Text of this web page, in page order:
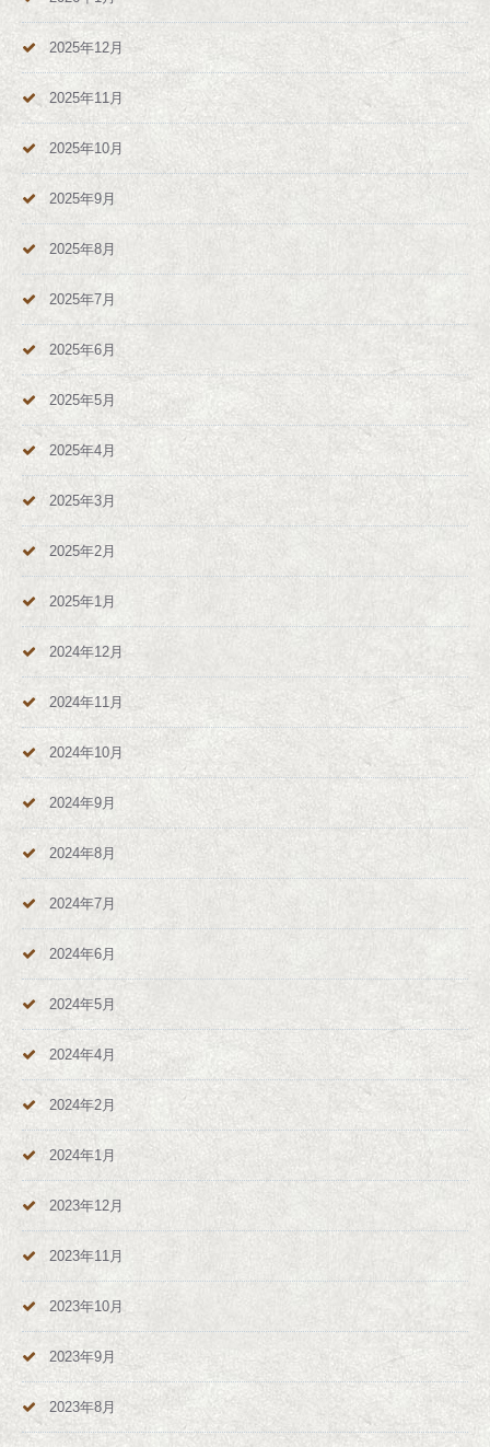
2025年12月
2025年11月
2025年10月
2025年9月
2025年8月
2025年7月
2025年6月
2025年5月
2025年4月
2025年3月
2025年2月
2025年1月
2024年12月
2024年11月
2024年10月
2024年9月
2024年8月
2024年7月
2024年6月
2024年5月
2024年4月
2024年2月
2024年1月
2023年12月
2023年11月
2023年10月
2023年9月
2023年8月